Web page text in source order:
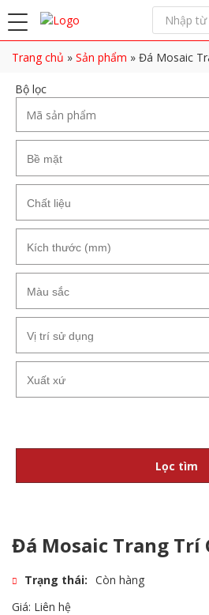
Trang chủ » Sản phẩm » Đá Mosaic
Bộ lọc
Lọc tìm
Đá Mosaic Trang Trí
Trạng thái: Còn hàng
Giá: Liên hệ